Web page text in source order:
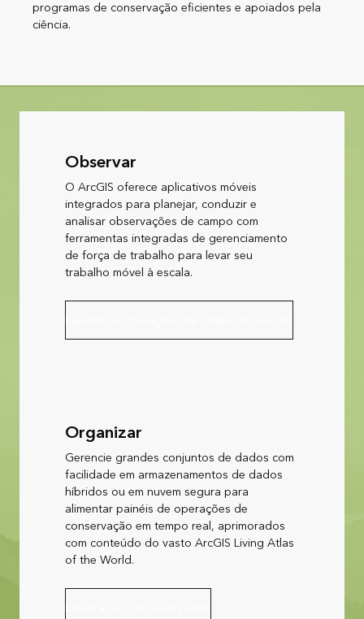
programas de conservação eficientes e apoiados pela
ciência.
Observar
O ArcGIS oferece aplicativos móveis
integrados para planejar, conduzir e
analisar observações de campo com
ferramentas integradas de gerenciamento
de força de trabalho para levar seu
trabalho móvel à escala.
Explore as operações de campo do ArcGIS
Organizar
Gerencie grandes conjuntos de dados com
facilidade em armazenamentos de dados
híbridos ou em nuvem segura para
alimentar painéis de operações de
conservação em tempo real, aprimorados
com conteúdo do vasto ArcGIS Living Atlas
of the World.
Explorar ArcGIS Living Atlas